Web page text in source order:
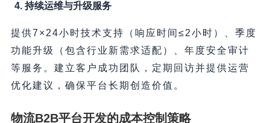
4. 持续运维与升级服务
提供7×24小时技术支持（响应时间≤2小时）、季度
功能升级（包含行业新需求适配）、年度安全审计
等服务。建立客户成功团队，定期回访并提供运营
优化建议，确保平台长期创造价值。
物流B2B平台开发的成本控制策略